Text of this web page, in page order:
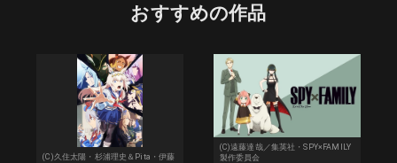
おすすめの作品
(C)久住太陽・杉浦理史＆Pita・伊藤
(C)遠藤達哉／集英社・SPY×FAMILY
製作委員会